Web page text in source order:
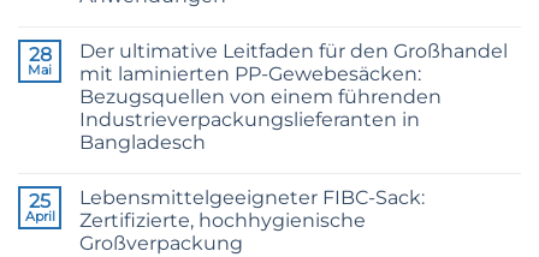
Guide
and
36/4
Configurations
zu
24/3
CB
Grade
Jute
Yarn:
Premium
Weaving,
Packaging
and
Industrial
28
Mai
Der ultimative Leitfaden für den Großhandel
mit laminierten PP-Gewebesäcken:
Bezugsquellen von einem führenden
Industrieverpackungslieferanten in
Bangladesch
zu
The
Ultimate
Guide
25
April
Lebensmittelgeeigneter FIBC-Sack:
Zertifizierte, hochhygienische
Großverpackung